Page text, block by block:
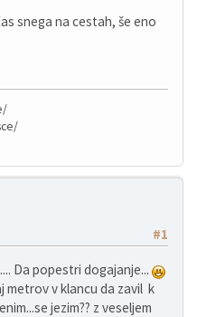
snega na cestah, še eno
#1
Da popestri dogajanje...
metrov v klancu da zavil k
jezim?? z veseljem